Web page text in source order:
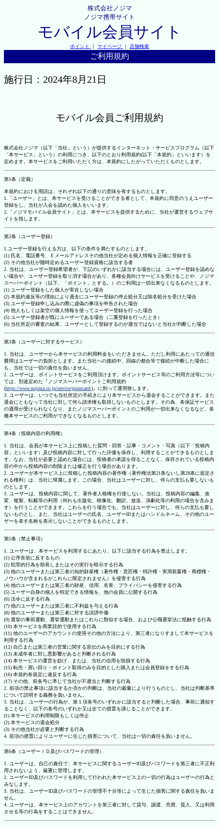
株式会社ノジマ
ノジマ携帯サイト
モバイル会員サイト
ポイント ｜ マイページ ｜ 店舗検索
ご利用規約
施行日：2024年8月21日
モバイル会員ご利用規約
株式会社ノジマ（以下「当社」という）が提供するインターネット・サービスプログラム（以下
「本サービス」という）の利用につき、以下のとおり利用規約(以下「本規約」といいます）を
定めます。本サービスをご利用いただく方は、本規約にしたがっていただくものとします。
第1条（定義）
本規約における用語は、それぞれ以下の通りの意味を有するものとします。
1.「ユーザー」とは、本サービスを受けることができる者として、本規約に同意のうえユーザー
登録をし、当社が入会を認めた個人をいいます。
2.「ノジマモバイル会員サイト」とは、本サービスを提供するために、当社が運営するウェブサ
イトを指します。
第2条（ユーザー登録）
1.ユーザー登録を行える方は、以下の条件を満たすものとします。
(1) 氏名、電話番号、Ｅメールアドレスその他当社が定める個人情報を正確に登録する
(2) その他当社が随時定めるユーザー登録資格に該当する者
2. 当社は、ユーザー登録希望者が、下記のいずれかに該当する場合には、ユーザー登録を認めな
い場合や、ユーザー登録を取り消す場合があり、各種会員向けサービスを受けることや、ノジマ
スーパーポイント（以下、「ポイント」とする。）のご利用は一切出来なくなるものとします。
(1) ユーザー登録をした個人が実在しない場合
(2) 本規約違反等の理由により過去にユーザー登録の停止処分又は除名処分を受けた場合
(3) ユーザー登録申し込みの際に虚偽の事項を申告された場合
(4) 他人もしくは架空の個人情報を使ってユーザー登録を行った場合
(5) ユーザー登録者が既にユーザーである場合（二重登録を行ったとき）
(6) 当社所定の審査の結果、ユーザーとして登録するのが適当ではないと当社が判断した場合
第3条（ユーザーに対するサービス）
1. 当社は、ユーザーから本サービスの利用料金をいただきません。ただし利用にあたっての通信
費用はユーザーの負担とします。また当社への接続中、回線の都合等で接続が中断した場合に
も、当社では一切の責任を負いません。
2. ユーザーは、ポイントサービスをご利用頂けます。ポイントサービス等のご利用方法等につい
ては、別途定めた『ノジマスーパーポイントご利用規約
(https://www.nojima.co.jp/service/pointcard/)』に則って運用致します。
3. ユーザーは、いつでも当社所定の手続きにより本サービスから退会することができます。また
退会にともなって当社に対して何ら請求権も取得しないものとします。その為、各保証サービス
の適用が受けられなくなり、またノジマスーパーポイントのご利用が一切出来なくなるなど、各
種本サービスのご利用ができなくなるものとします。
第4条（投稿内容の利用権）
1. 当社は、会員が本サービス上に投稿した質問・回答・記事・コメント・写真（以下「投稿内
容」といいます）及び投稿内容に対して行った評価を保存し、利用することができるものとしま
す。なお、当社が必要と認めた場合には、投稿者の承諾を得ることなく、保存されている投稿内
容の中から投稿内容の削除または修正を行う場合があります。
2. ユーザーが本サービス上に投稿した投稿内容の著作権（著作権法第21条ないし第28条に規定さ
れる権利）は、当社に帰属します。この場合、当社はユーザーに対し、何らの支払も要しないも
のとします。
3. ユーザーは、投稿内容に関して、著作者人格権を行使しない。当社は、投稿内容の編集、改
変、複製、転載等の利用（何れも出版化、映像化、翻訳、放送、演劇化等の利用の場合を含みま
す）を行うことができます。これらを行う場合でも、当社はユーザーに対し、何らの支払も要し
ないものとし、また、当社はユーザーの氏名、ユーザーIDまたはハンドルネーム、その他のユー
ザーを表す名称を表示しないことができるものとします。
第5条（禁止事項）
1. ユーザーは、本サービスを利用するにあたり、以下に該当する行為を禁止します。
(1) 公序良俗に反するもの
(2) 犯罪的行為を助長しまたはその実行を暗示する行為
(3) 他のユーザーまたは第三者の知的財産権（著作権・意匠権・特許権・実用新案権・商標権・
ノウハウが含まれるがこれらに限定されません）を侵害する行為
(4) 他のユーザーまたは第三者の財産、信用、名誉、プライバシーを侵害する行為
(5) ユーザー自身の個人を特定できる情報を、他の会員に公開する行為
(6) 法令に反する行為
(7) 他のユーザーまたは第三者に不利益を与える行為
(8) 他のユーザーまたは第三者に対する誹謗中傷
(9) 選挙の事前運動、選挙運動またはこれらに類似する場合、および公職選挙法に抵触する行為
(10) 本サービスを商業目的で使用する行為
(11) 他のユーザーのアカウントの使用その他の方法により、第三者になりすまして本サービスを
利用する行為
(12) 自己または第三者の営業に関する宣伝のみを目的にする行為
(13) 未成年者に対し悪影響があると判断される行為
(14) 本サービスの運営を妨げ、または、当社の信用を毀損する行為
(15) 転売・買い回り・ポイント取得のみを目的とした購入または会員登録をする行為
(16) 本規約各規定に違反する行為
(17) その他、前各号に準じて当社が不適当と判断する行為
2. 前項の禁止事項に該当するか否かの判断は、当社の裁量により行うものとし、当社は判断基準
について説明する義務を負いません。
3. 当社は、ユーザーの行為が、第１項各号のいずれかに該当すると判断した場合、事前に通知す
ることなく、以下の各号のいずれか又は全ての措置を講じることができます。
(1) 本サービスの利用制限もしくは停止
(2) 本サービスの退会処分
(3) その他当社が必要と判断する行為
4. 前項の措置によりユーザーに生じた損害について、当社は一切の責任を負いません。
第6条（ユーザーＩＤ及びパスワードの管理）
1. ユーザーは、自己の責任で、本サービスに関するユーザーID及びパスワードを第三者に不正利
用されないよう、厳重に管理します。
2. ユーザーID及びパスワードを利用して行われた本サービス上の一切の行為はユーザーの行為と
みなします。
3. 当社は、ユーザーID及びパスワードの管理不十分等によって生じた損害に関する責任を負いま
せん。
4. ユーザーは、本サービス上のアカウントを第三者に対して貸与、譲渡、売買、質入、又は利用
させる等の行為をすることはできません。